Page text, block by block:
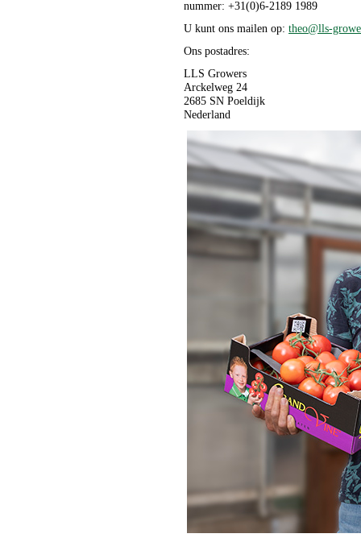
nummer: +31(0)6-2189 1989
U kunt ons mailen op: theo@lls-
Ons postadres:
LLS Growers
Arckelweg 24
2685 SN Poeldijk
Nederland